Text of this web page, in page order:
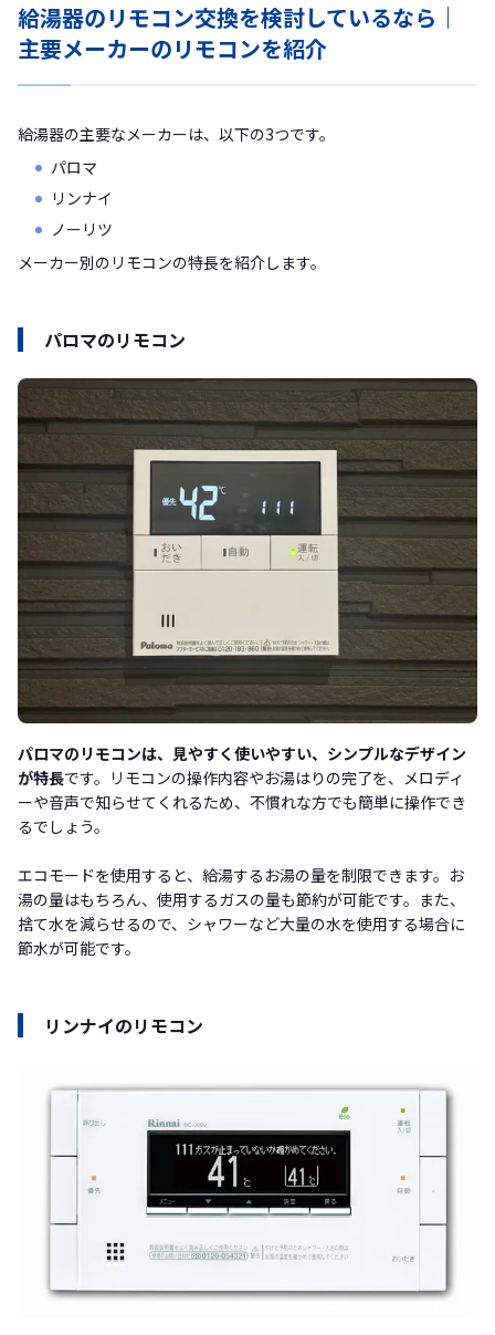
給湯器のリモコン交換を検討しているなら｜
主要メーカーのリモコンを紹介
給湯器の主要なメーカーは、以下の3つです。
パロマ
リンナイ
ノーリツ
メーカー別のリモコンの特長を紹介します。
パロマのリモコン
パロマのリモコンは、見やすく使いやすい、シンプルなデザイン
が特長です。リモコンの操作内容やお湯はりの完了を、メロディ
ーや音声で知らせてくれるため、不慣れな方でも簡単に操作でき
るでしょう。
エコモードを使用すると、給湯するお湯の量を制限できます。お
湯の量はもちろん、使用するガスの量も節約が可能です。また、
捨て水を減らせるので、シャワーなど大量の水を使用する場合に
節水が可能です。
リンナイのリモコン